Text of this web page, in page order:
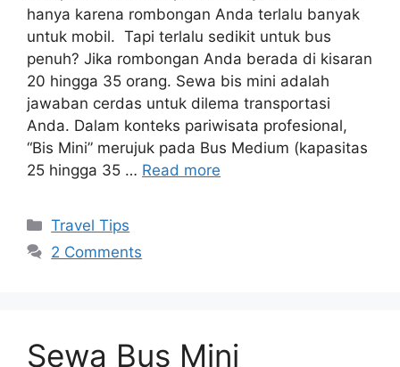
hanya karena rombongan Anda terlalu banyak
untuk mobil. Tapi terlalu sedikit untuk bus
penuh? Jika rombongan Anda berada di kisaran
20 hingga 35 orang. Sewa bis mini adalah
jawaban cerdas untuk dilema transportasi
Anda. Dalam konteks pariwisata profesional,
“Bis Mini” merujuk pada Bus Medium (kapasitas
25 hingga 35 … Read more
Travel Tips
2 Comments
Sewa Bus Mini